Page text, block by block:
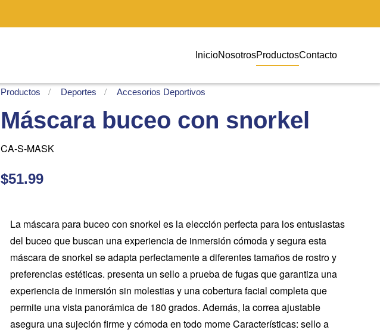
InicioNosotrosProductosContacto
Productos Deportes Accesorios Deportivos
Máscara buceo con snorkel
CA-S-MASK
$51.99
La máscara para buceo con snorkel es la elección perfecta para los entusiastas
del buceo que buscan una experiencia de inmersión cómoda y segura esta
máscara de snorkel se adapta perfectamente a diferentes tamaños de rostro y
preferencias estéticas. presenta un sello a prueba de fugas que garantiza una
experiencia de inmersión sin molestias y una cobertura facial completa que
permite una vista panorámica de 180 grados. Además, la correa ajustable
asegura una sujeción firme y cómoda en todo mome Características: sello a